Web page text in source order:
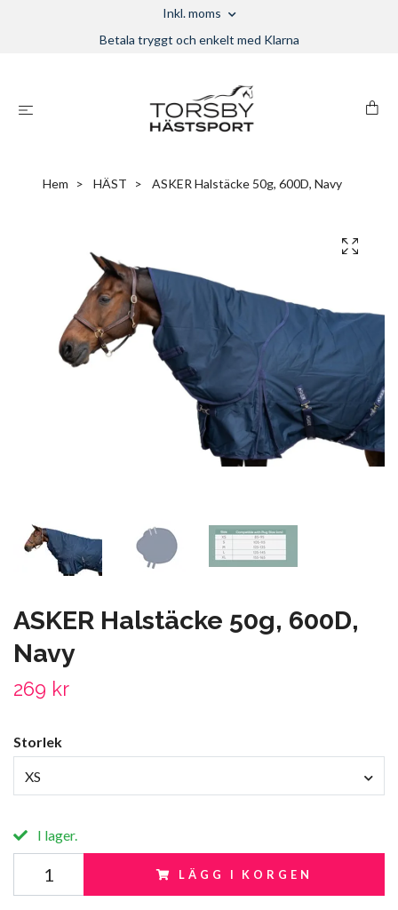
Inkl. moms
Betala tryggt och enkelt med Klarna
Hem HÄST ASKER Halstäcke 50g, 600D, Navy
ASKER Halstäcke 50g, 600D,
Navy
269 kr
Storlek
XS
I lager.
LÄGG I KORGEN